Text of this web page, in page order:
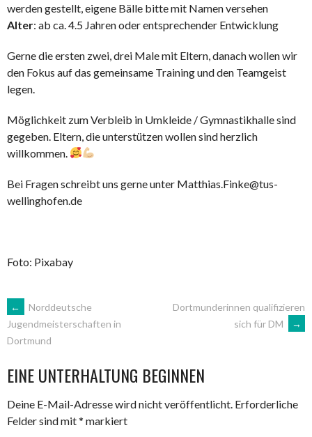
werden gestellt, eigene Bälle bitte mit Namen versehen
Alter: ab ca. 4.5 Jahren oder entsprechender Entwicklung
Gerne die ersten zwei, drei Male mit Eltern, danach wollen wir
den Fokus auf das gemeinsame Training und den Teamgeist
legen.
Möglichkeit zum Verbleib in Umkleide / Gymnastikhalle sind
gegeben. Eltern, die unterstützen wollen sind herzlich
willkommen.
Bei Fragen schreibt uns gerne unter Matthias.Finke@tus-
wellinghofen.de
Foto: Pixabay
ARTIKEL-
NAVIGATION
←
Norddeutsche
Jugendmeisterschaften in
Dortmund
Dortmunderinnen qualifizieren
sich für DM
→
EINE UNTERHALTUNG BEGINNEN
Deine E-Mail-Adresse wird nicht veröffentlicht. Erforderliche
Felder sind mit* markiert